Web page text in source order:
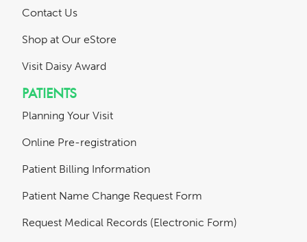
Contact Us
Shop at Our eStore
Visit Daisy Award
PATIENTS
Planning Your Visit
Online Pre-registration
Patient Billing Information
Patient Name Change Request Form
Request Medical Records (Electronic Form)